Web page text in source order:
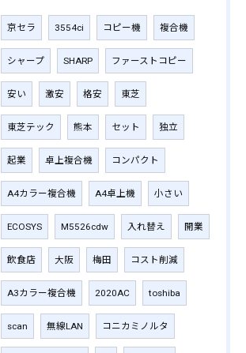
京セラ 3554ci コピー機 複合機
シャープ SHARP ファーストコピー
安い 激安 格安 東芝
東芝テック 熊本 セット 独立
起業 卓上複合機 コンパクト
A4カラー複合機 A4卓上機 小さい
ECOSYS M5526cdw 入れ替え 開業
飲食店 大阪 梅田 コスト削減
A3カラー複合機 2020AC toshiba
scan 無線LAN コニカミノルタ